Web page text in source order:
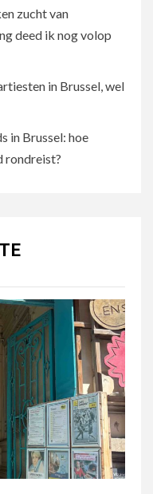
zucht van
deed ik nog volop
in Brussel, wel
in Brussel: hoe
rondreist?